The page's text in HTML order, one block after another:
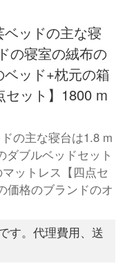
ッドの主な寝
の寝室の絨布の
ッド+枕元の箱
セット】1800 m
の主な寝台は1.8 m
ダブルベッドセット
ットレス【四点セ
価格のブランドのオ
す。代理費用、送